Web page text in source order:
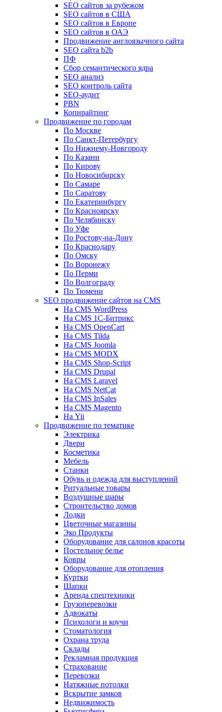
SEO сайтов за рубежом
SEO сайтов в США
SEO сайтов в Европе
SEO сайтов в ОАЭ
Продвижение англоязычного сайта
SEO сайта b2b
ПФ
Сбор семантического ядра
SEO анализ
SEO контроль сайта
SEO-аудит
PBN
Копирайтинг
Продвижение по городам
По Москве
По Санкт-Петербургу
По Нижнему-Новгороду
По Казани
По Кирову
По Новосибирску
По Самаре
По Саратову
По Екатеринбургу
По Красноярску
По Челябинску
По Уфе
По Ростову-на-Дону
По Краснодару
По Омску
По Воронежу
По Перми
По Волгограду
По Тюмени
SEO продвижение сайтов на CMS
На CMS WordPress
На CMS 1С-Битрикс
На CMS OpenCart
На CMS Tilda
На CMS Joomla
На CMS MODX
На CMS Shop-Script
На CMS Drupal
На CMS Laravel
На CMS NetCat
На CMS InSales
На CMS Magento
На Yii
Продвижение по тематике
Электрика
Двери
Косметика
Мебель
Станки
Обувь и одежда для выступлений
Ритуальные товары
Воздушные шары
Строительство домов
Лодки
Цветочные магазины
Эко Продукты
Оборудование для салонов красоты
Постельное белье
Ковры
Оборудование для отопления
Куртки
Шапки
Аренда спецтехники
Грузоперевозки
Адвокаты
Психологи и коучи
Стоматология
Охрана труда
Склады
Рекламная продукция
Страхование
Перевозки
Натяжные потолки
Вскрытие замков
Недвижимость